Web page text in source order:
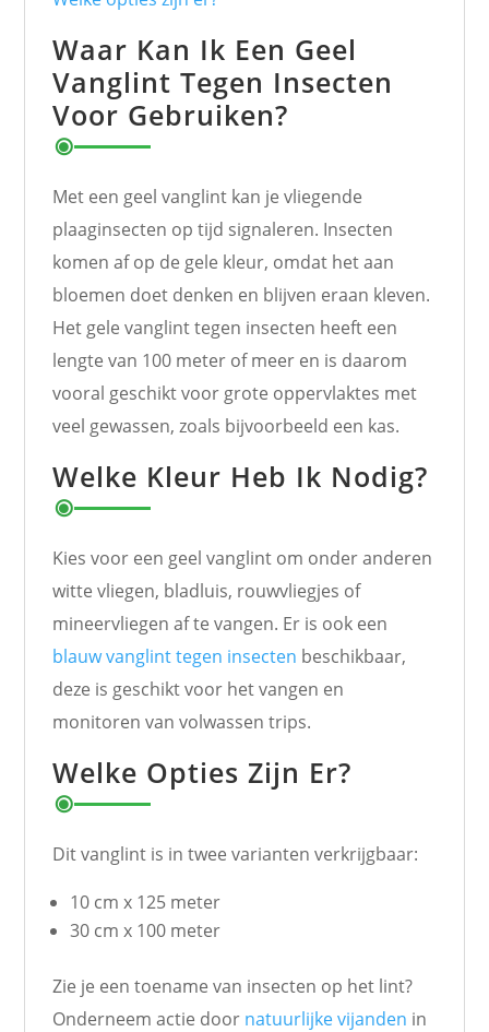
Waar Kan Ik Een Geel
Vanglint Tegen Insecten
Voor Gebruiken?
Met een geel vanglint kan je vliegende
plaaginsecten op tijd signaleren. Insecten
komen af op de gele kleur, omdat het aan
bloemen doet denken en blijven eraan kleven.
Het gele vanglint tegen insecten heeft een
lengte van 100 meter of meer en is daarom
vooral geschikt voor grote oppervlaktes met
veel gewassen, zoals bijvoorbeeld een kas.
Welke Kleur Heb Ik Nodig?
Kies voor een geel vanglint om onder anderen
witte vliegen, bladluis, rouwvliegjes of
mineervliegen af te vangen. Er is ook een
blauw vanglint tegen insecten beschikbaar,
deze is geschikt voor het vangen en
monitoren van volwassen trips.
Welke Opties Zijn Er?
Dit vanglint is in twee varianten verkrijgbaar:
10 cm x 125 meter
30 cm x 100 meter
Zie je een toename van insecten op het lint?
Onderneem actie door natuurlijke vijanden in